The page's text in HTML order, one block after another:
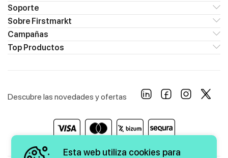
Soporte
Sobre Firstmarkt
Campañas
Top Productos
Descubre las novedades y ofertas
Esta web utiliza cookies para